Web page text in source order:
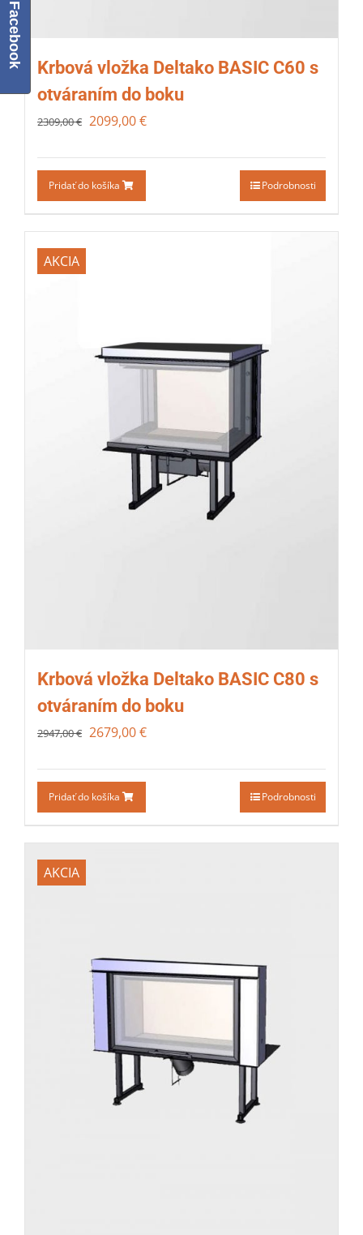
Krbová vložka Deltako BASIC C60 s
otváraním do boku
2309,00€ 2099,00€
Pridať do košíka Podrobnosti
AKCIA
Krbová vložka Deltako BASIC C80 s
otváraním do boku
2947,00€ 2679,00€
Pridať do košíka Podrobnosti
AKCIA
Facebook